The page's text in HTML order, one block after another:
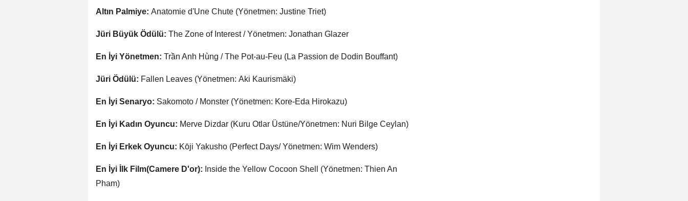
Altın Palmiye: Anatomie d'Une Chute (Yönetmen: Justine Triet)
Jüri Büyük Ödülü: The Zone of Interest / Yönetmen: Jonathan Glazer
En İyi Yönetmen: Trần Anh Hùng / The Pot-au-Feu (La Passion de Dodin Bouffant)
Jüri Ödülü: Fallen Leaves (Yönetmen: Aki Kaurismäki)
En İyi Senaryo: Sakomoto / Monster (Yönetmen: Kore-Eda Hirokazu)
En İyi Kadın Oyuncu: Merve Dizdar (Kuru Otlar Üstüne/Yönetmen: Nuri Bilge Ceylan)
En İyi Erkek Oyuncu: Kōji Yakusho (Perfect Days/ Yönetmen: Wim Wenders)
En İyi İlk Film(Camere D'or): Inside the Yellow Cocoon Shell (Yönetmen: Thien An
Pham)